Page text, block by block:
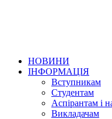
НОВИНИ
ІНФОРМАЦІЯ
Вступникам
Студентам
Аспірантам і
Викладачам